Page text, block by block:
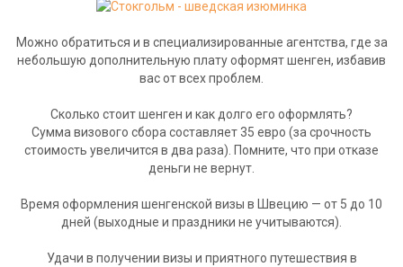
Можно обратиться и в специализированные агентства, где за
небольшую дополнительную плату оформят шенген, избавив
вас от всех проблем.
Сколько стоит шенген и как долго его оформлять?
Сумма визового сбора составляет 35 евро (за срочность
стоимость увеличится в два раза). Помните, что при отказе
деньги не вернут.
Время оформления шенгенской визы в Швецию — от 5 до 10
дней (выходные и праздники не учитываются).
Удачи в получении визы и приятного путешествия в